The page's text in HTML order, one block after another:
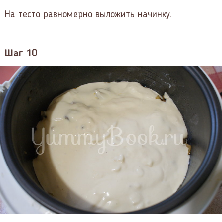
На тесто равномерно выложить начинку.
Шаг 10